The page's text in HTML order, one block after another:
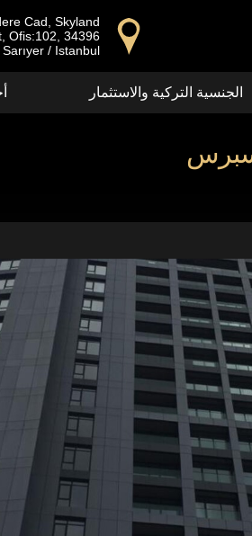
Cad, Skyland
Ofis:102, 34396
Sarıyer / Istanbul
الجنسية التركية والاستثمار